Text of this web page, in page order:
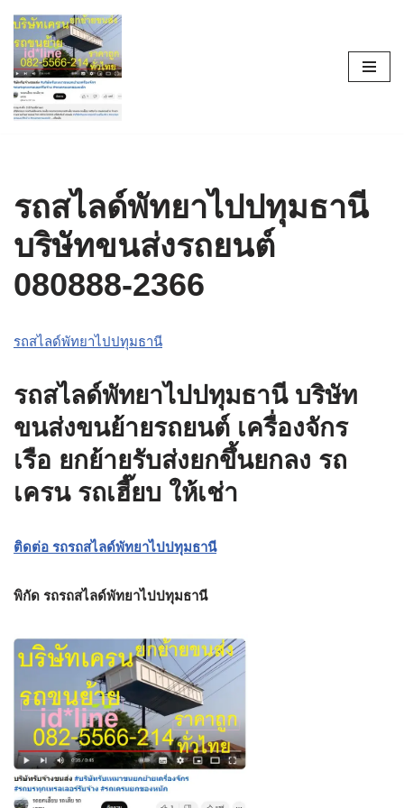
Skip
to
content
รถสไลด์พัทยาไปปทุมธานี
บริษัทขนส่งรถยนต์
080888-2366
รถสไลด์พัทยาไปปทุมธานี
รถสไลด์พัทยาไปปทุมธานี บริษัท
ขนส่งขนย้ายรถยนต์ เครื่องจักร
เรือ ยกย้ายรับส่งยกขึ้นยกลง รถ
เครน รถเฮี๊ยบ ให้เช่า
ติดต่อ รถรถสไลด์พัทยาไปปทุมธานี
พิกัด รถรถสไลด์พัทยาไปปทุมธานี